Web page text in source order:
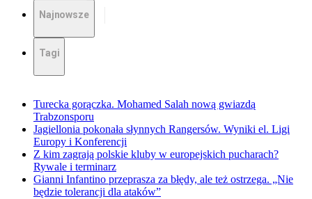
Najnowsze
Tagi
Turecka gorączka. Mohamed Salah nową gwiazdą
Trabzonsporu
Jagiellonia pokonała słynnych Rangersów. Wyniki el. Ligi
Europy i Konferencji
Z kim zagrają polskie kluby w europejskich pucharach?
Rywale i terminarz
Gianni Infantino przeprasza za błędy, ale też ostrzega. „Nie
będzie tolerancji dla ataków”